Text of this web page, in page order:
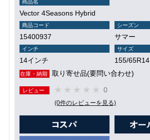
商品名
Vector 4Seasons Hybrid
商品コード
15400937
シーズン
サマー
インチ
14インチ
サイズ
155/65R14
在庫・納期 取り寄せ品(要問い合わせ)
レビュー 0
(0件のレビューを見る)